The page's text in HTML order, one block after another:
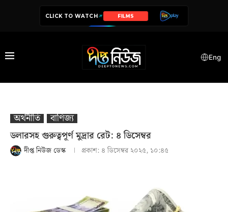
CLICK TO WATCH SERIES
Eng
অর্থনীতি
বাণিজ্য
ডলারসহ গুরুত্বপূর্ণ মুদ্রার রেট: ৪ ডিসেম্বর
দীপ্ত নিউজ ডেস্ক প্রকাশ: ৪ ডিসেম্বর ২০২৫, ১০:৪৫